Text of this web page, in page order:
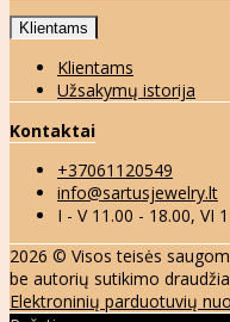
Klientams
Klientams
Užsakymų istorija
Kontaktai
+37061120549
info@sartusjewelry.lt
I - V 11.00 - 18.00, VI
2026 © Visos teisės
be autorių sutikimo
Elektroninių parduotuvių